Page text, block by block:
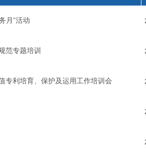
月”活动
范专题培训
专利培育、保护及运用工作培训会